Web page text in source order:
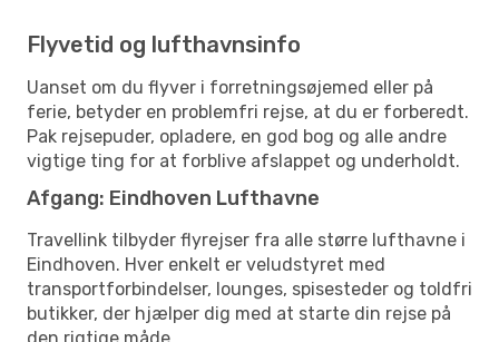
Flyvetid og lufthavnsinfo
Uanset om du flyver i forretningsøjemed eller på
ferie, betyder en problemfri rejse, at du er forberedt.
Pak rejsepuder, opladere, en god bog og alle andre
vigtige ting for at forblive afslappet og underholdt.
Afgang: Eindhoven Lufthavne
Travellink tilbyder flyrejser fra alle større lufthavne i
Eindhoven. Hver enkelt er veludstyret med
transportforbindelser, lounges, spisesteder og toldfri
butikker, der hjælper dig med at starte din rejse på